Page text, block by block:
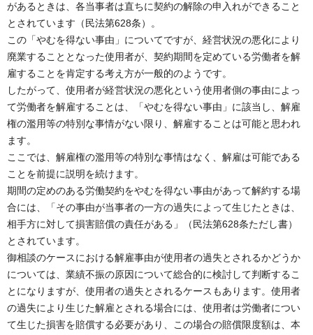
があるときは、各当事者は直ちに契約の解除の申入れができること
とされています（民法第628条）。
この「やむを得ない事由」についてですが、経営状況の悪化により
廃業することとなった使用者が、契約期間を定めている労働者を解
雇することを肯定する考え方が一般的のようです。
したがって、使用者が経営状況の悪化という使用者側の事由によっ
て労働者を解雇することは、「やむを得ない事由」に該当し、解雇
権の濫用等の特別な事情がない限り、解雇することは可能と思われ
ます。
ここでは、解雇権の濫用等の特別な事情はなく、解雇は可能である
ことを前提に説明を続けます。
期間の定めのある労働契約をやむを得ない事由があって解約する場
合には、「その事由が当事者の一方の過失によって生じたときは、
相手方に対して損害賠償の責任がある」（民法第628条ただし書）
とされています。
御相談のケースにおける解雇事由が使用者の過失とされるかどうか
については、業績不振の原因について総合的に検討して判断するこ
とになりますが、使用者の過失とされるケースもあります。使用者
の過失により生じた解雇とされる場合には、使用者は労働者につい
て生じた損害を賠償する必要があり、この場合の賠償限度額は、本